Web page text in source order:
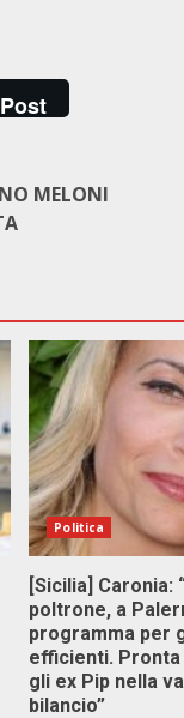
Post
MELONI
Politica
[Sicilia] Caronia:
poltrone, a
programma per
efficienti.
gli ex Pip nella
bilancio”